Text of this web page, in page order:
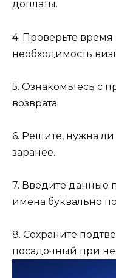
доплаты.
4. Проверьте
необходимость
5. Ознакомьтесь с
возврата.
6. Решите, нужна ли
заранее.
7. Введите данные
имена буквально
8. Сохраните
посадочный при